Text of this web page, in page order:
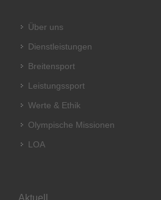
Über uns
Dienstleistungen
Breitensport
Leistungssport
Werte & Ethik
Olympische Missionen
LOA